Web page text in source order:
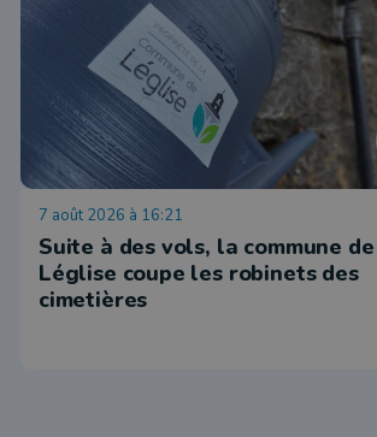
7 août 2026 à 16:21
Suite à des vols, la commune de
Léglise coupe les robinets des
cimetières